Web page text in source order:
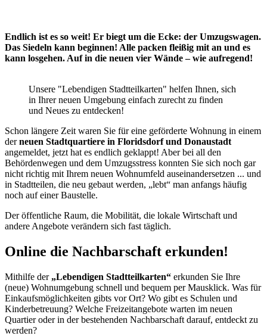
Endlich ist es so weit! Er biegt um die Ecke: der Umzugswagen.
Das Siedeln kann beginnen! Alle packen fleißig mit an und es
kann losgehen. Auf in die neuen vier Wände – wie aufregend!
Unsere "Lebendigen Stadtteilkarten" helfen Ihnen, sich
in Ihrer neuen Umgebung einfach zurecht zu finden
und Neues zu entdecken!
Schon längere Zeit waren Sie für eine geförderte Wohnung in einem
derneuen Stadtquartiere in Floridsdorf und Donaustadt
angemeldet, jetzt hat es endlich geklappt! Aber bei all den
Behördenwegen und dem Umzugsstress konnten Sie sich noch gar
nicht richtig mit Ihrem neuen Wohnumfeld auseinandersetzen ... und
in Stadtteilen, die neu gebaut werden, „lebt“ man anfangs häufig
noch auf einer Baustelle.
Der öffentliche Raum, die Mobilität, die lokale Wirtschaft und
andere Angebote verändern sich fast täglich.
Online die Nachbarschaft erkunden!
Mithilfe der „Lebendigen Stadtteilkarten“ erkunden Sie Ihre
(neue) Wohnumgebung schnell und bequem per Mausklick. Was für
Einkaufsmöglichkeiten gibts vor Ort? Wo gibt es Schulen und
Kinderbetreuung? Welche Freizeitangebote warten im neuen
Quartier oder in der bestehenden Nachbarschaft darauf, entdeckt zu
werden?